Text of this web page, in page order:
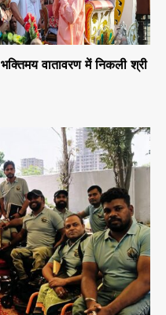
वातावरण में निकली श्री